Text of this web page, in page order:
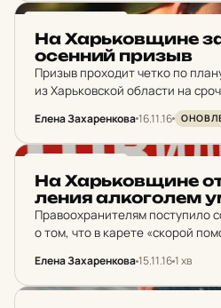
На Харь­ков­щи­не
осен­ний призыв
Призыв проходит четко по
из Харьковской области на
человек, что составляет 77%
сегодня будут отправлены в
призывников. Как сообщили…
Елена Захаренкова16.11.16
На Харь­ков­щи­не
ле­ния ал­ко­го­лем
Правоохранителям поступило
о том, что в карете «скорой
Мужчина был найден в поле
Прокоповка в состоянии…
Елена Захаренкова15.11.161 хв